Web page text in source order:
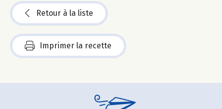
Retour à la liste
Imprimer la recette